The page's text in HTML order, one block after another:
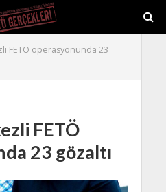
FETÖ operasyonunda 23
FETÖ
23 gözaltı